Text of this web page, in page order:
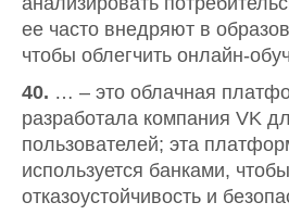
ее часто внедряют в
чтобы облегчить онлайн-
40. … – это облачная
разработала компания VK
пользователей; эта
используется банками,
отказоустойчивость и